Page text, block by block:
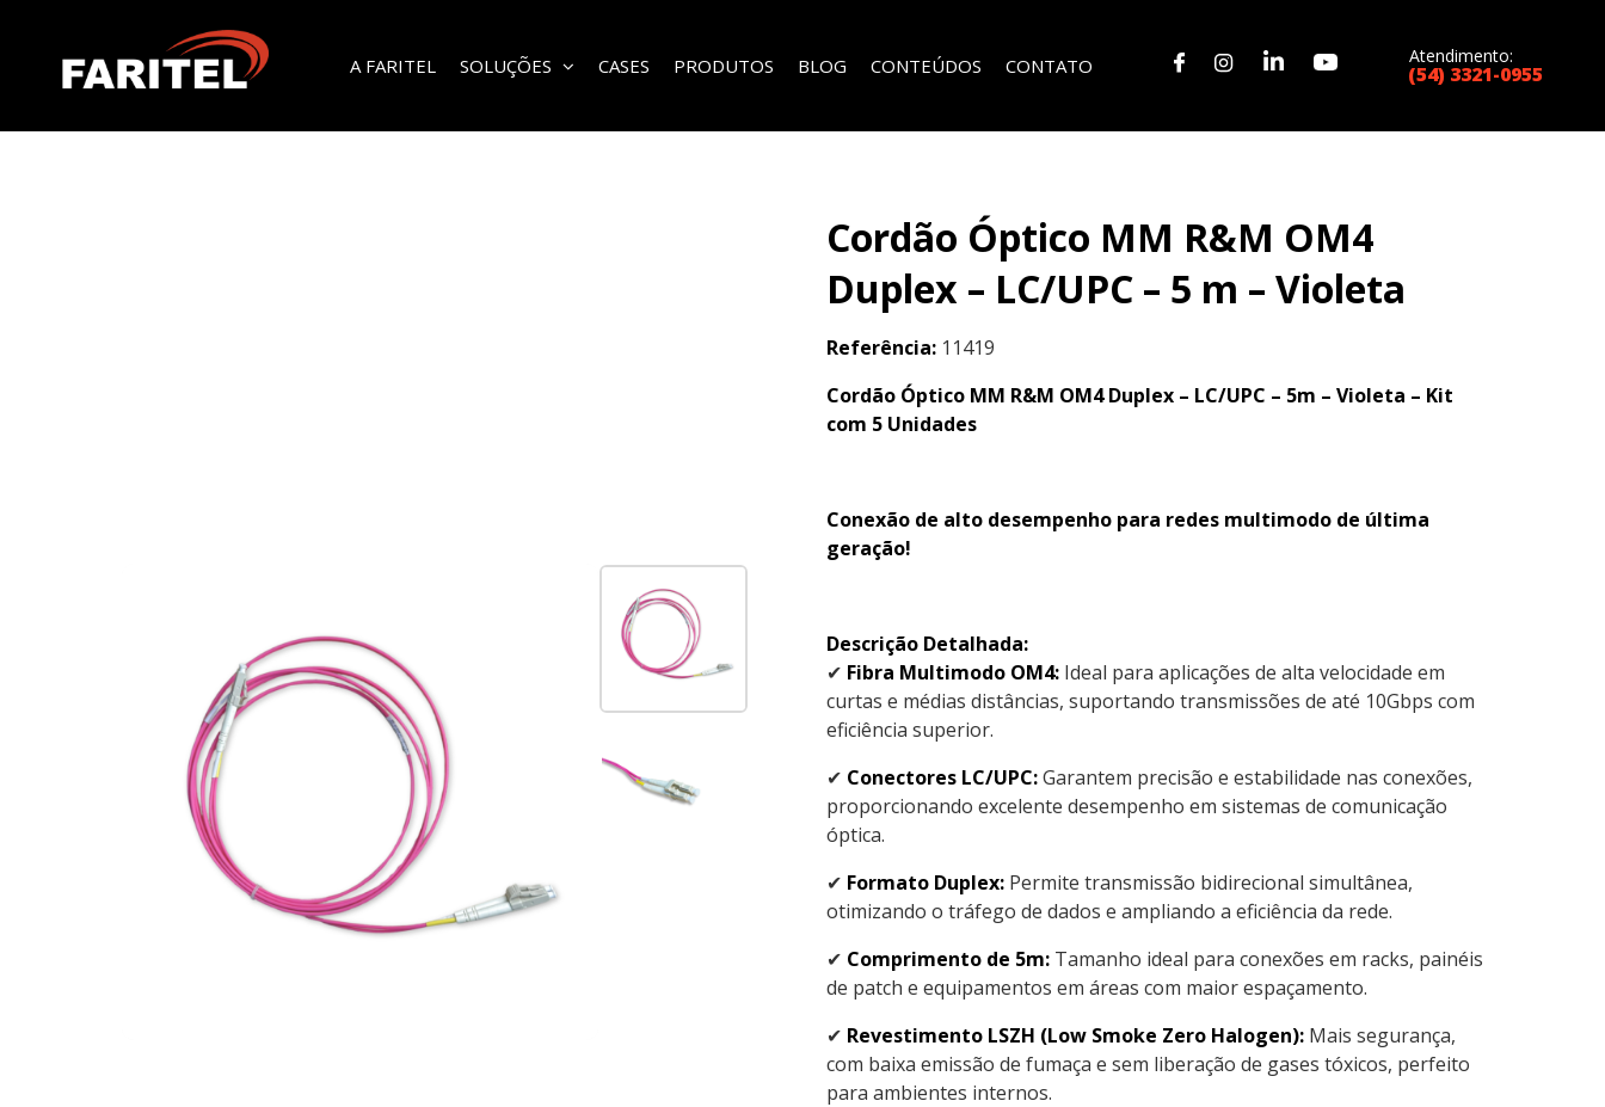
A FARITEL SOLUÇÕES CASES PRODUTOS BLOG CONTEÚDOS CONTATO Atendimento:
(54) 3321-0955
Cordão Óptico MM R&M OM4
Duplex – LC/UPC – 5 m – Violeta
Referência: 11419
Cordão Óptico MM R&M OM4 Duplex – LC/UPC – 5m – Violeta – Kit
com 5 Unidades
Conexão de alto desempenho para redes multimodo de última
geração!
Descrição Detalhada:
✔ Fibra Multimodo OM4: Ideal para aplicações de alta velocidade em
curtas e médias distâncias, suportando transmissões de até 10Gbps com
eficiência superior.
✔ Conectores LC/UPC:Garantem precisão e estabilidade nas conexões,
proporcionando excelente desempenho em sistemas de comunicação
óptica.
✔ Formato Duplex: Permite transmissão bidirecional simultânea,
otimizando o tráfego de dados e ampliando a eficiência da rede.
✔ Comprimento de 5m: Tamanho ideal para conexões em racks, painéis
de patch e equipamentos em áreas com maior espaçamento.
✔ Revestimento LSZH (Low Smoke Zero Halogen): Mais segurança,
com baixa emissão de fumaça e sem liberação de gases tóxicos, perfeito
para ambientes internos.